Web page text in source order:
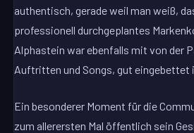
authentisch, gerade weil man weiß,
professionell durchgeplantes
Alphastein war ebenfalls mit von der
Auftritten und Songs, gut eingebettet
Ein besonderer Moment für die
zum allerersten Mal öffentlich sein